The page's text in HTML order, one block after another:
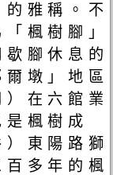
雅稱。不
楓樹腳」
腳休息的
墩」地區
）在六館業
楓樹成
東陽路獅
多年的楓